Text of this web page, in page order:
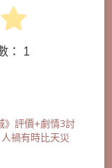
： 1
》評價+劇情3討
禍有時比天災